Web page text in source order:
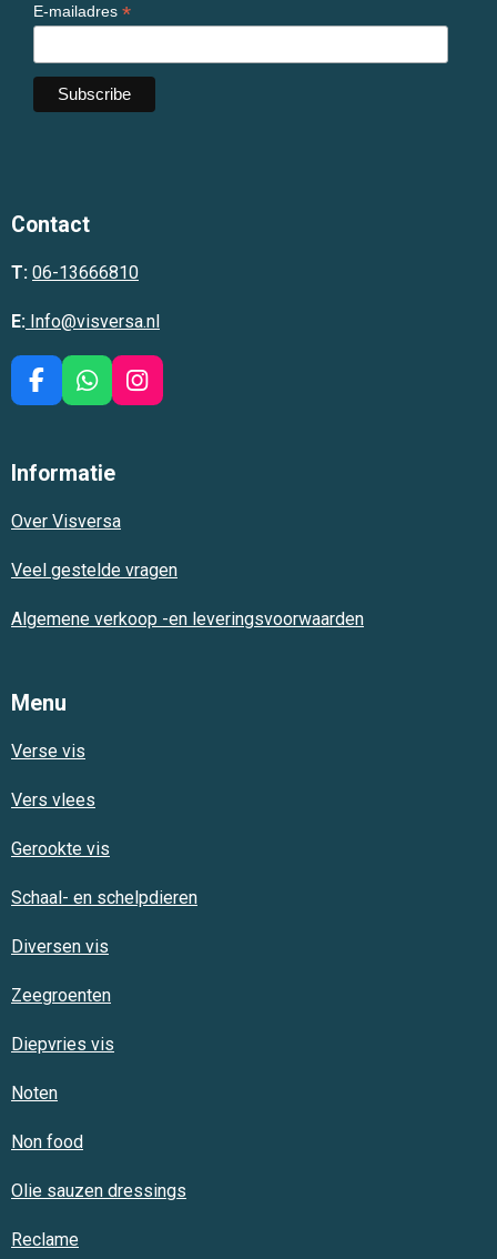
E-mailadres *
Contact
T: 06-13666810
E: Info@visversa.nl
F
a
b
o
W
h
s
p
I
n
m
Informatie
Over Visversa
Veel gestelde vragen
Algemene verkoop -en leveringsvoorwaarden
Menu
Verse vis
Vers vlees
Gerookte vis
Schaal- en schelpdieren
Diversen vis
Zeegroenten
Diepvries vis
Noten
Non food
Olie sauzen dressings
Reclame